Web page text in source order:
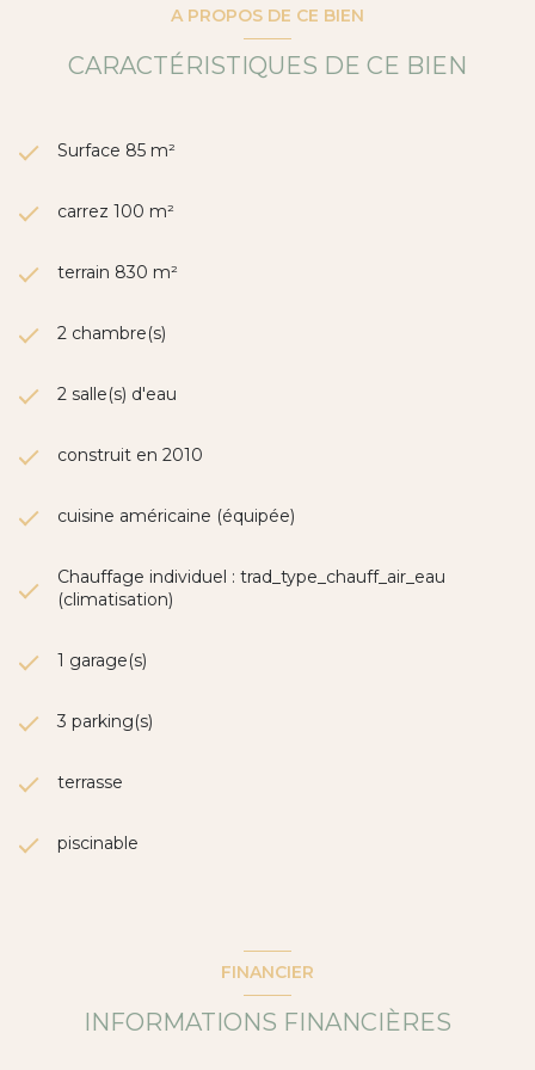
exposé sont disponibles sur le siteGéorisques
A PROPOS DE CE BIEN
CARACTÉRISTIQUES DE CE BIEN
Surface 85 m²
carrez 100 m²
terrain 830 m²
2 chambre(s)
2 salle(s) d'eau
construit en 2010
cuisine américaine (équipée)
Chauffage individuel : trad_type_chauff_air_eau
(climatisation)
1 garage(s)
3 parking(s)
terrasse
piscinable
FINANCIER
INFORMATIONS FINANCIÈRES